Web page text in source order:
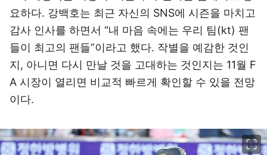
요하다. 강백호는 최근 자신의 SNS에 시즌을 마치고
감사 인사를 하면서 “내 마음 속에는 우리 팀(kt) 팬
들이 최고의 팬들”이라고 했다. 작별을 예감한 것인
지, 아니면 다시 만날 것을 고대하는 것인지는 11월 F
A 시장이 열리면 비교적 빠르게 확인할 수 있을 전망
이다.